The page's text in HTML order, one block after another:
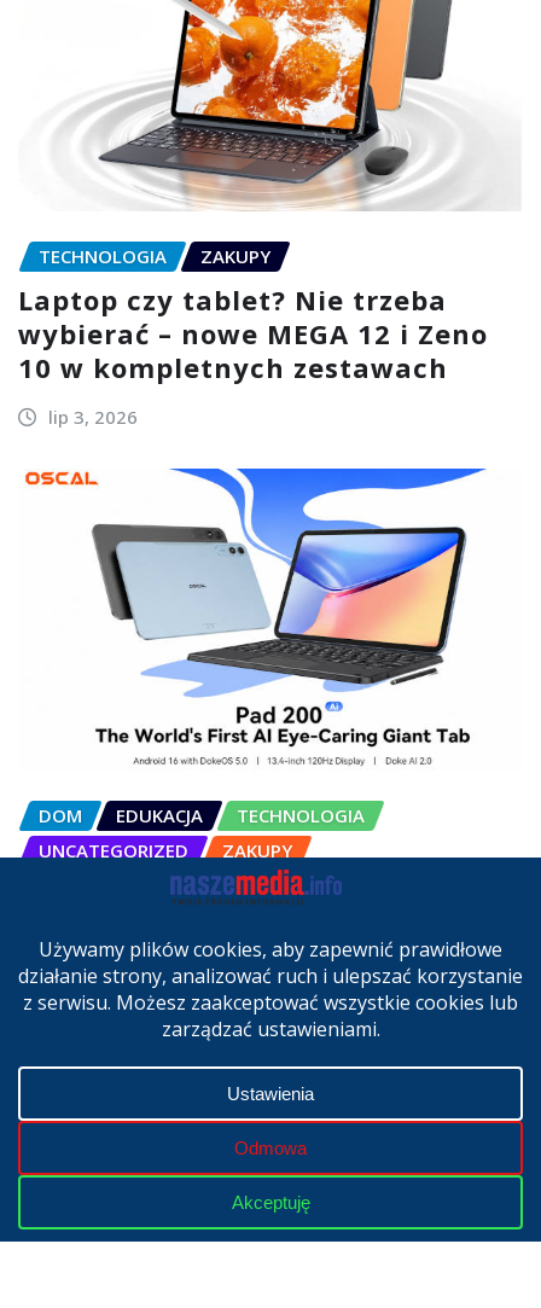
TECHNOLOGIA ZAKUPY
Laptop czy tablet? Nie trzeba
wybierać – nowe MEGA 12 i Zeno
10 w kompletnych zestawach
lip 3, 2026
DOM EDUKACJA
TECHNOLOGIA
UNCATEGORIZED
ZAKUPY
OSCAL Pad 200 alternatywą dla
sprzedaży w Polsce
cze 27, 2026